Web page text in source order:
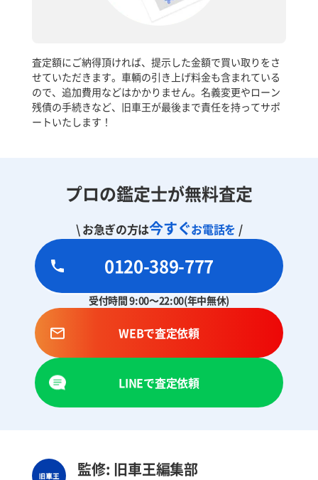
査定額にご納得頂ければ、提示した金額で買い取りをさ
せていただきます。車輌の引き上げ料金も含まれている
ので、追加費用などはかかりません。名義変更やローン
残債の手続きなど、旧車王が最後まで責任を持ってサポ
ートいたします！
プロの鑑定士が無料査定
\ お急ぎの方は今すぐお電話を /
0120-389-777
受付時間 9:00～22:00(年中無休)
WEBで査定依頼
LINEで査定依頼
監修: 旧車王編集部